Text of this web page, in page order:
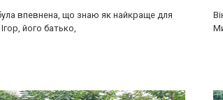
впевнена, що знаю як найкраще для
його батько,